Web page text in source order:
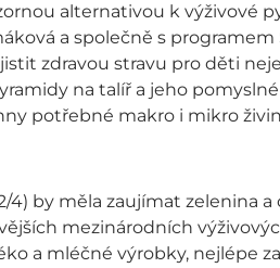
alternativou k výživové
a společně s
zdravou stravu pro děti
na talíř a jeho
potřebné makro i mikro
4) by měla zaujímat zelenina
mezinárodních
a mléčné výrobky, nejlépe